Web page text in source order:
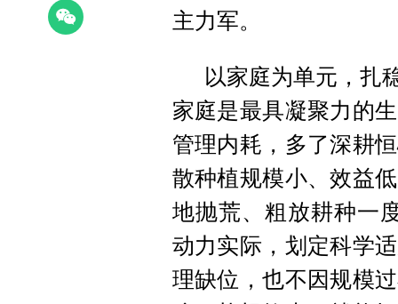
主力军。
以家庭为单元，扎
家庭是最具凝聚力的
管理内耗，多了深耕
散种植规模小、效益
地抛荒、粗放耕种一
动力实际，划定科学
理缺位，也不因规模